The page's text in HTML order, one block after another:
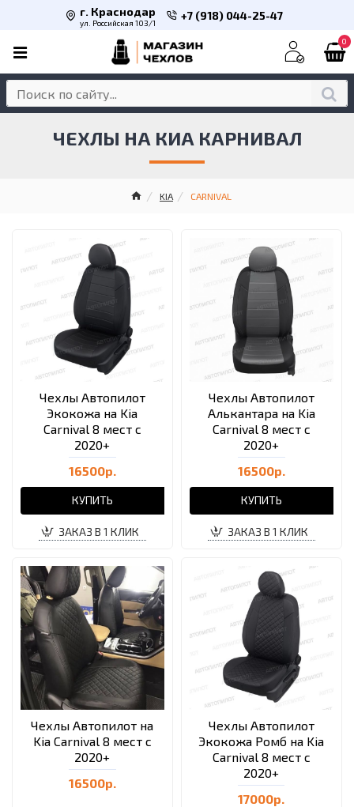
г. Краснодар
ул. Российская 103/1
+7 (918) 044-25-47
0
KIA CARNIVAL
ЧЕХЛЫ НА КИА КАРНИВАЛ
Чехлы Автопилот
Экокожа на Kia
Carnival 8 мест с
2020+
16500р.
КУПИТЬ
ЗАКАЗ В 1 КЛИК
Чехлы Автопилот
Алькантара на Kia
Carnival 8 мест с
2020+
16500р.
КУПИТЬ
ЗАКАЗ В 1 КЛИК
Чехлы Автопилот на
Kia Carnival 8 мест с
2020+
16500р.
Чехлы Автопилот
Экокожа Ромб на Kia
Carnival 8 мест с
2020+
17000р.